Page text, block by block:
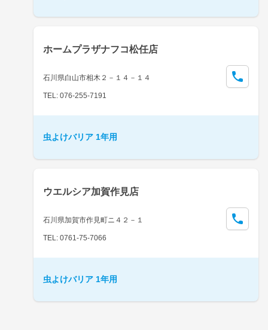
ホームプラザナフコ松任店
石川県白山市相木２－１４－１４
TEL: 076-255-7191
虫よけバリア 1年用
ウエルシア加賀作見店
石川県加賀市作見町ニ４２－１
TEL: 0761-75-7066
虫よけバリア 1年用